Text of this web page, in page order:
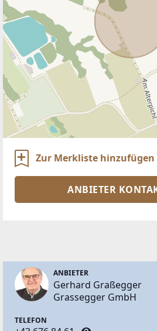
Zur Merkliste hinzufügen
ANBIETER
ANBIETER
Gerhard Graßegger
Grassegger GmbH
TELEFON